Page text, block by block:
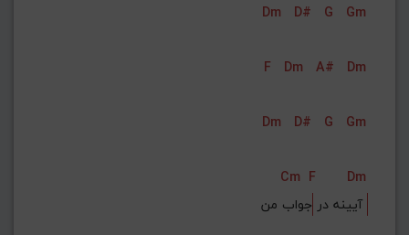
Dm D# G Gm
F Dm A# Dm
Dm D# G Gm
Cm F
Dm
آیینه در